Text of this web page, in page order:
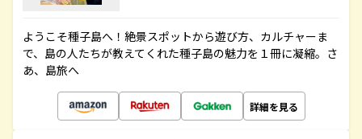
ようこそ種子島へ！絶景スポットから遊び方、カルチャーま
で、島の人たちが教えてくれた種子島の魅力を１冊に凝縮。さ
あ、島旅へ
詳細を見る